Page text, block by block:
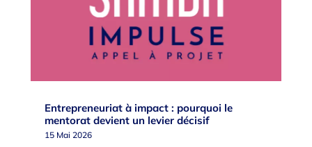
Entrepreneuriat à impact : pourquoi le
mentorat devient un levier décisif
15 Mai 2026